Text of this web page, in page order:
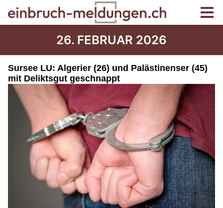
26. FEBRUAR 2026
Sursee LU: Algerier (26) und Palästinenser (45)
mit Deliktsgut geschnappt